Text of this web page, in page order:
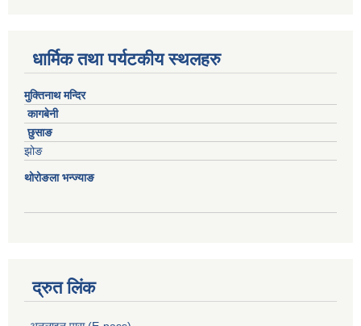
धार्मिक तथा पर्यटकीय स्थलहरु
मुक्तिनाथ मन्दिर
कागबेनी
छुसाङ
झोङ
थोरोङला भन्ज्याङ
द्रुत लिंक